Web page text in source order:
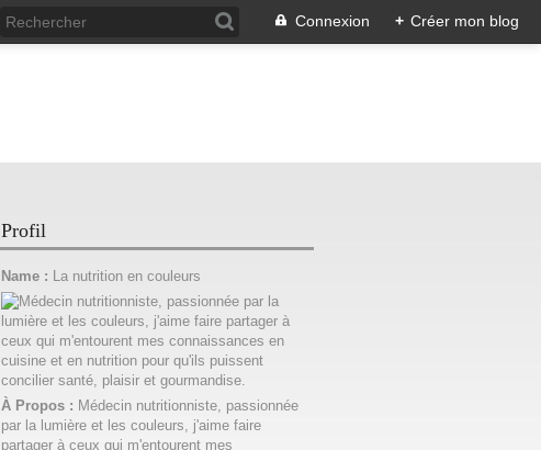
Connexion + Créer mon blog
Profil
Name : La nutrition en couleurs
À Propos : Médecin nutritionniste, passionnée
par la lumière et les couleurs, j'aime faire
partager à ceux qui m'entourent mes